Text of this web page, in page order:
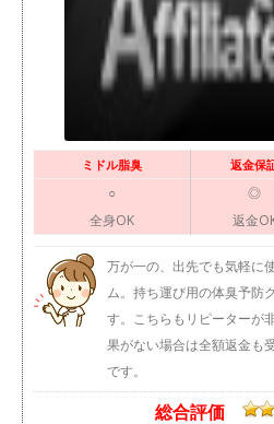
ミドル脂臭 返金保
○
全身OK
◎
返金
万が一の、出先でも気軽に
ム。持ち運び用の体臭予防
す。こちらもリピーターが
果がない場合は全額返金も
です。
総合評価